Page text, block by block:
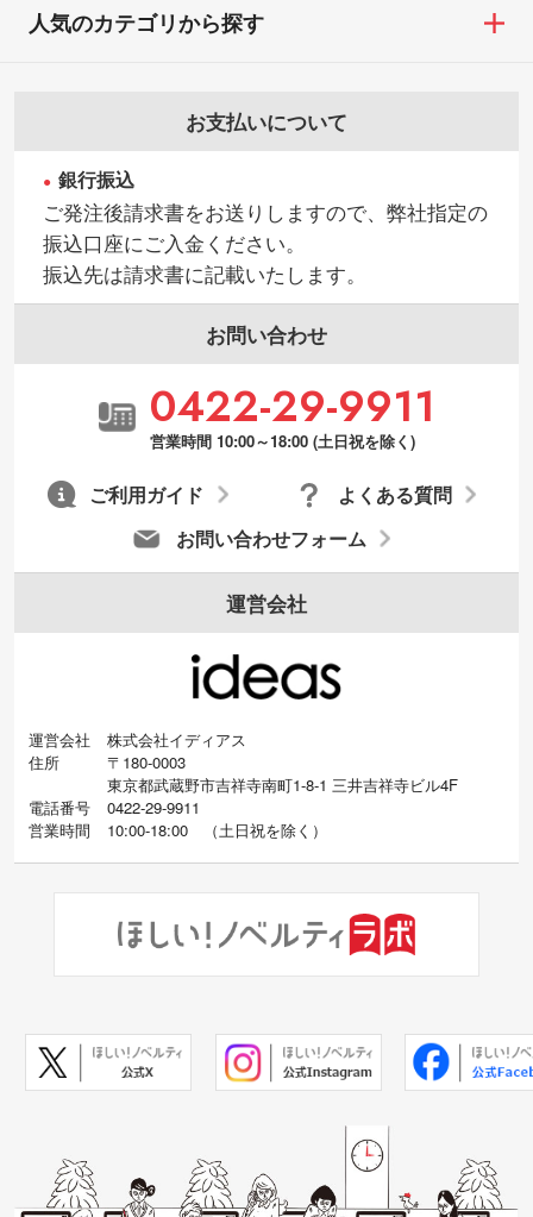
お支払いについて
銀行振込
ご発注後請求書をお送りしますので、弊社指定の
振込口座にご入金ください。
振込先は請求書に記載いたします。
お問い合わせ
0422-29-9911
営業時間 10:00～18:00 (土日祝を除く)
お問い合わせフォーム
よくある質問
ご利用ガイド
運営会社
運営会社
株式会社イディアス
住所
〒180-0003
東京都武蔵野市吉祥寺南町1-8-1 三井吉祥寺ビル4F
電話番号
0422-29-9911
営業時間
10:00-18:00 （土日祝を除く）
人気のカテゴリから探す